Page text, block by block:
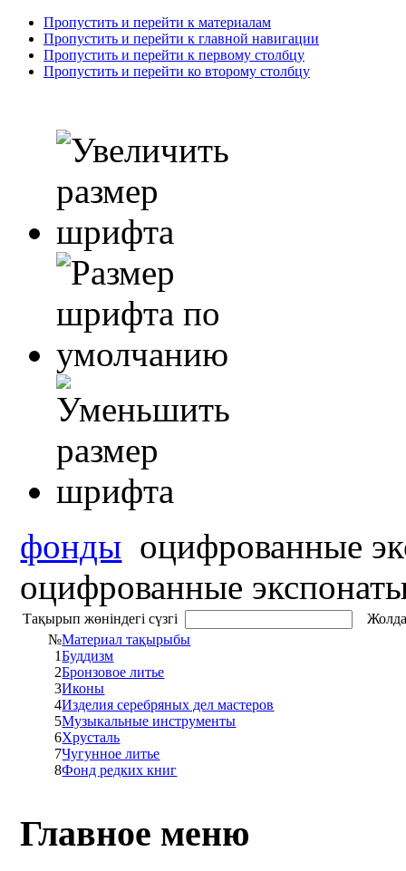
Пропустить и перейти к материалам
Пропустить и перейти к главной навигации
Пропустить и перейти к первому столбцу
Пропустить и перейти ко второму столбцу
фонды оцифрованные
оцифрованные
Тақырып жөніндегі сүзгі
№Материал тақырыбы
1Буддизм
2Бронзовое литье
3Иконы
4Изделия серебряных дел мастеров
5Музыкальные инструменты
6Хрусталь
7Чугунное литье
8Фонд редких книг
Главное меню